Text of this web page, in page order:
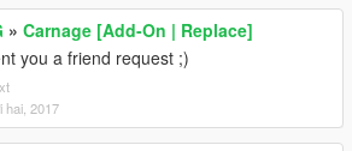
» Carnage [Add-On | Replace]
you a friend request ;)
hai, 2017